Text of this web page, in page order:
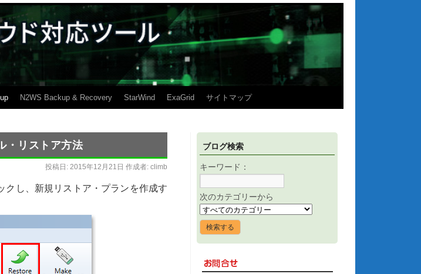
N2WS Backup & Recovery StarWind ExaGrid サイトマップ
リストア方法
投稿日: 2015年12月21日 作成者: climb
クし、新規リストア・プランを作成す
ブログ検索
キーワード：
次のカテゴリーから